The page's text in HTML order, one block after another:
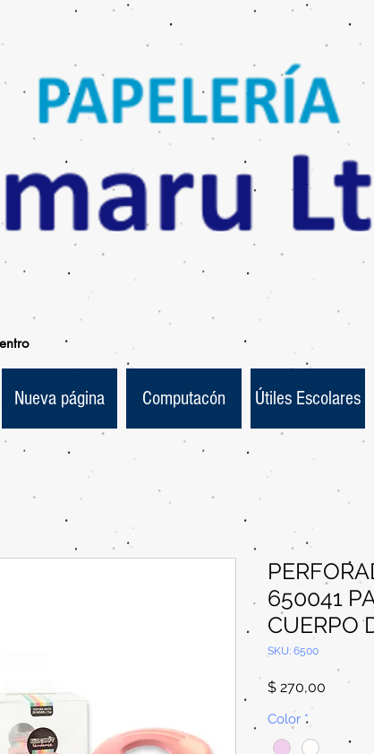
Nueva página Computacón Útiles Escolares
650041
CUERPO
SKU: 6500
$ 270,00 Precio
Color *